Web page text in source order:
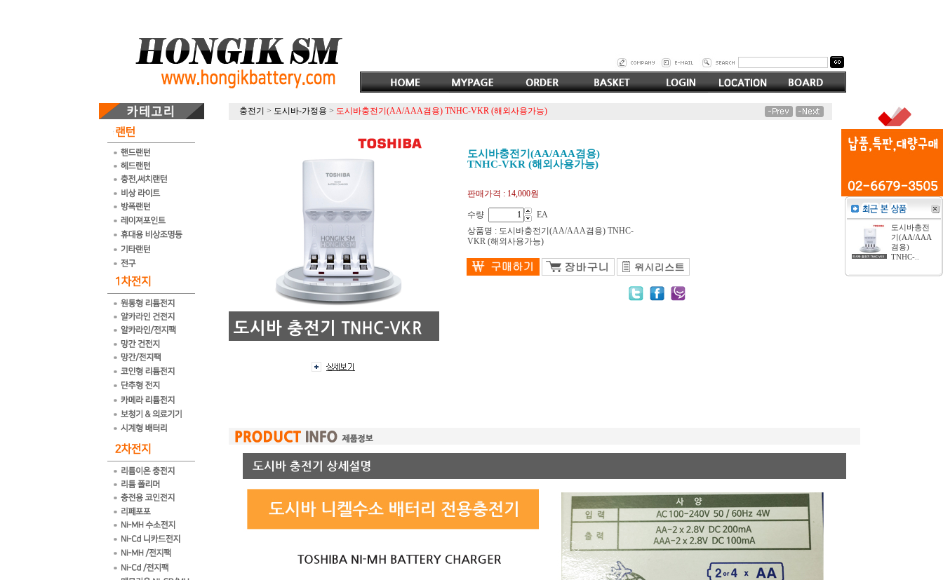
충전기 > 도시바-가정용 > 도시바충전기(AA/AAA겸용) TNHC-VKR (해외사용가능)
도시바충전기(AA/AAA겸용)
TNHC-VKR (해외사용가능)
판매가격 : 14,000원
수량
EA
상품명 : 도시바충전기(AA/AAA겸용) TNHC-
VKR (해외사용가능)
도시바충전
기(AA/AAA
겸용)
TNHC-..